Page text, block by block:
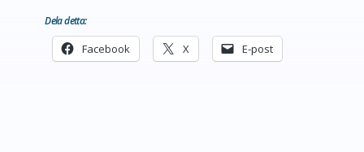
Dela detta:
Facebook X E-post